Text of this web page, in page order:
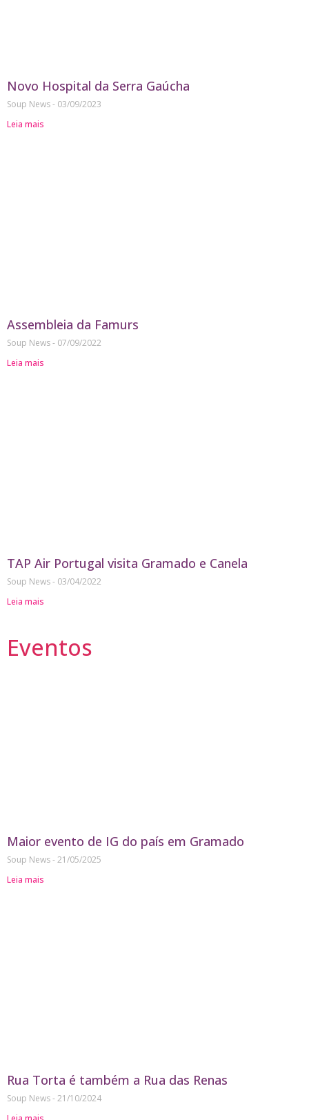
Novo Hospital da Serra Gaúcha
Soup News
03/09/2023
Leia mais
Assembleia da Famurs
Soup News
07/09/2022
Leia mais
TAP Air Portugal visita Gramado e Canela
Soup News
03/04/2022
Leia mais
Eventos
Maior evento de IG do país em Gramado
Soup News 21/05/2025
Leia mais
Rua Torta é também a Rua das Renas
Soup News 21/10/2024